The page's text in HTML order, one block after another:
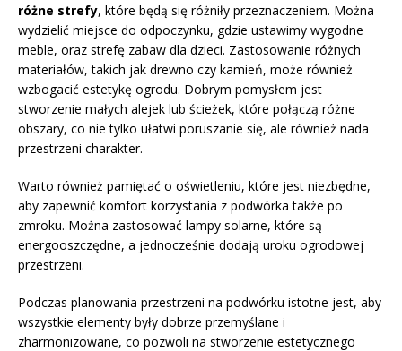
różne strefy, które będą się różniły przeznaczeniem. Można
wydzielić miejsce do odpoczynku, gdzie ustawimy wygodne
meble, oraz strefę zabaw dla dzieci. Zastosowanie różnych
materiałów, takich jak drewno czy kamień, może również
wzbogacić estetykę ogrodu. Dobrym pomysłem jest
stworzenie małych alejek lub ścieżek, które połączą różne
obszary, co nie tylko ułatwi poruszanie się, ale również nada
przestrzeni charakter.
Warto również pamiętać o oświetleniu, które jest niezbędne,
aby zapewnić komfort korzystania z podwórka także po
zmroku. Można zastosować lampy solarne, które są
energooszczędne, a jednocześnie dodają uroku ogrodowej
przestrzeni.
Podczas planowania przestrzeni na podwórku istotne jest, aby
wszystkie elementy były dobrze przemyślane i
zharmonizowane, co pozwoli na stworzenie estetycznego